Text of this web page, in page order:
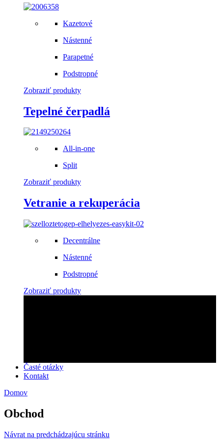
Kazetové
Nástenné
Parapetné
Podstropné
Zobraziť produkty
Tepelné čerpadlá
All-in-one
Split
Zobraziť produkty
Vetranie a rekuperácia
Decentrálne
Nástenné
Podstropné
Zobraziť produkty
Časté otázky
Kontakt
Domov
Obchod
Návrat na predchádzajúcu stránku